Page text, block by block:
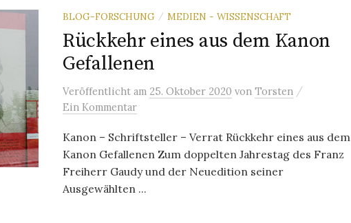
BLOG-FORSCHUNG / MEDIEN - WISSENSCHAFT
Rückkehr eines aus dem Kanon
Gefallenen
Veröffentlicht am 25. Oktober 2020 von Torsten /
Ein Kommentar
Kanon – Schriftsteller – Verrat Rückkehr eines aus dem
Kanon Gefallenen Zum doppelten Jahrestag des Franz
Freiherr Gaudy und der Neuedition seiner
Ausgewählten ...